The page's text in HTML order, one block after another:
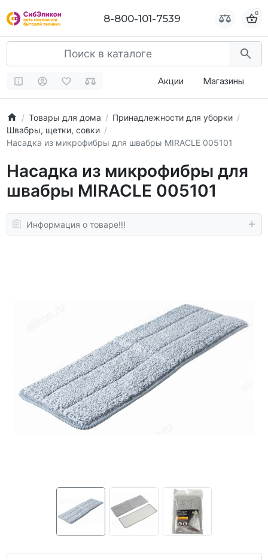
8-800-101-7539 0
Акции Магазины
Товары для дома
Принадлежности для уборки
Швабры, щетки, совки
Насадка из микрофибры для швабры MIRACLE 005101
Насадка из микрофибры для
швабры MIRACLE 005101
Информация о товаре!!!
8-800-101-7539 0